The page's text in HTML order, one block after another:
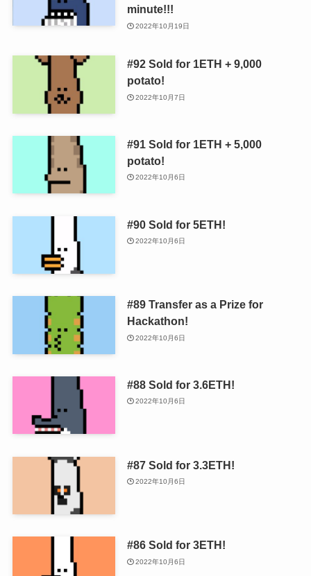
minute!!!
2022年10月19日
#92 Sold for 1ETH + 9,000
potato!
2022年10月7日
#91 Sold for 1ETH + 5,000
potato!
2022年10月6日
#90 Sold for 5ETH!
2022年10月6日
#89 Transfer as a Prize for
Hackathon!
2022年10月6日
#88 Sold for 3.6ETH!
2022年10月6日
#87 Sold for 3.3ETH!
2022年10月6日
#86 Sold for 3ETH!
2022年10月6日